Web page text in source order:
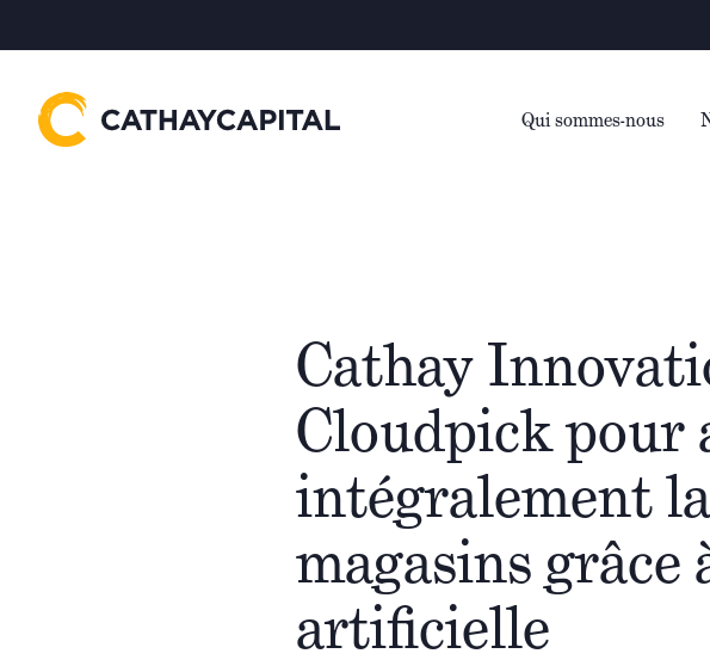
Qui sommes-nous
Cathay
Cloudpick pour
intégralement
magasins grâce
artificielle